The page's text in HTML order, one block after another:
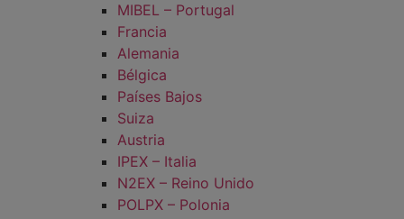
MIBEL – Portugal
Francia
Alemania
Bélgica
Países Bajos
Suiza
Austria
IPEX – Italia
N2EX – Reino Unido
POLPX – Polonia